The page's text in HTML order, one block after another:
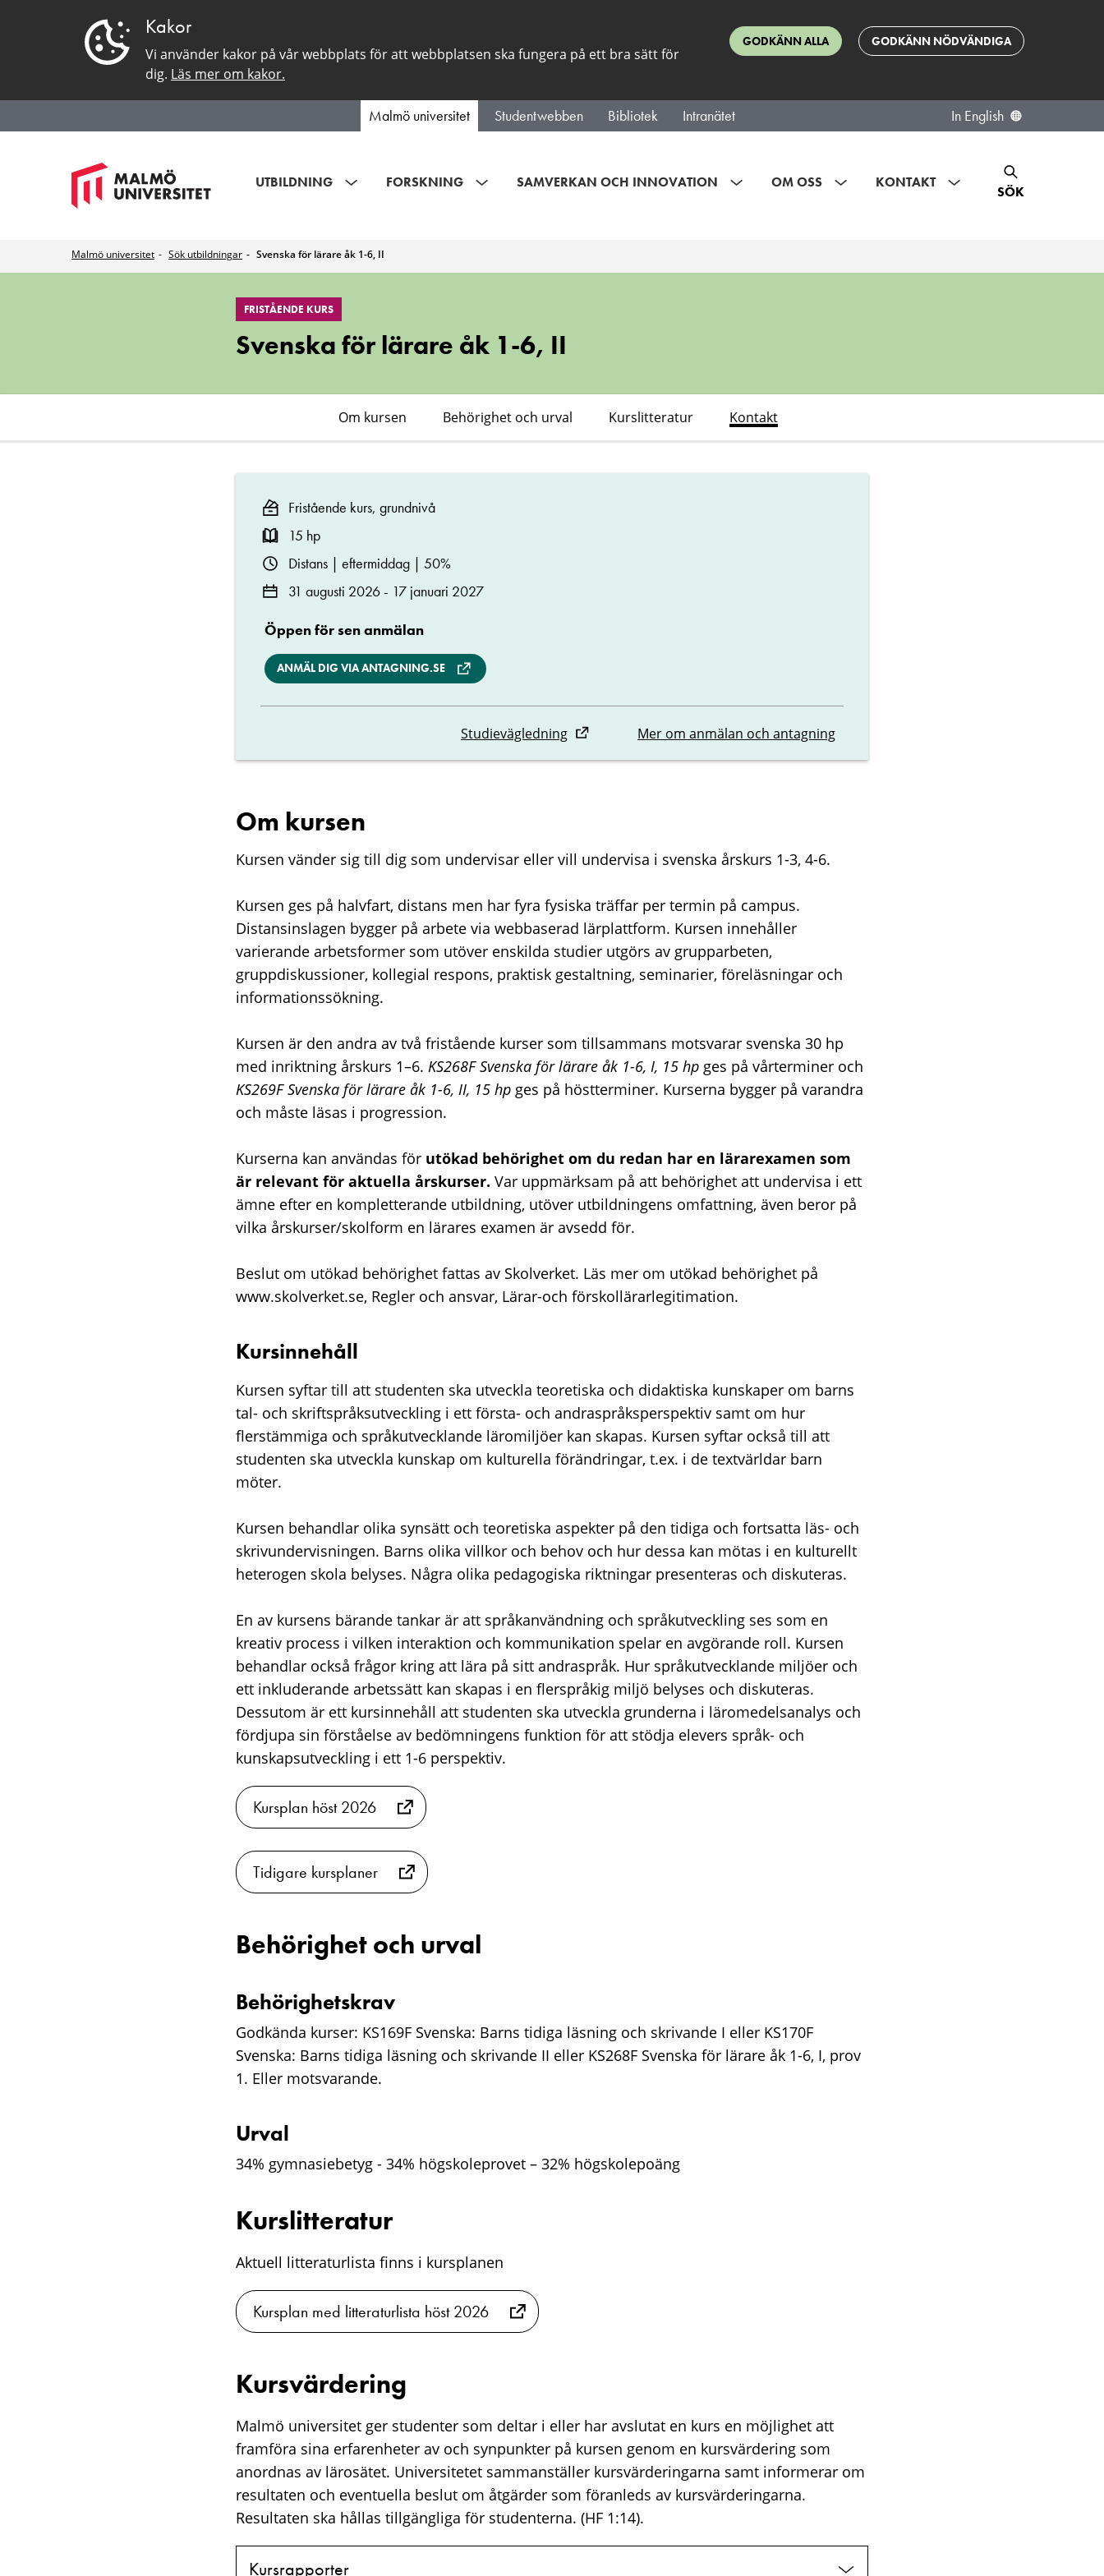
Kakor
Vi använder kakor på vår webbplats för att webbplatsen ska fungera på ett bra sätt för
dig. Läs mer om kakor.
GODKÄNN ALLA GODKÄNN NÖDVÄNDIGA
Malmö universitet Studentwebben Bibliotek Intranätet In English
UTBILDNING FORSKNING SAMVERKAN OCH INNOVATION OM OSS KONTAKT
SÖK
Malmö universitet Sök utbildningar Svenska för lärare åk 1-6, II
lärare
åk
FRISTÅENDE KURS
Svenska för lärare åk 1-6, II
Om kursen Behörighet och urval Kurslitteratur Kontakt
Fristående kurs, grundnivå
15 hp
Distans | eftermiddag | 50%
31 augusti 2026 - 17 januari 2027
Öppen för sen anmälan
ANMÄL DIG VIA ANTAGNING.SE
Studievägledning Mer om anmälan och antagning
Om kursen
Kursen vänder sig till dig som undervisar eller vill undervisa i svenska årskurs 1-3, 4-6.
Kursen ges på halvfart, distans men har fyra fysiska träffar per termin på campus.
Distansinslagen bygger på arbete via webbaserad lärplattform. Kursen innehåller
varierande arbetsformer som utöver enskilda studier utgörs av grupparbeten,
gruppdiskussioner, kollegial respons, praktisk gestaltning, seminarier, föreläsningar och
informationssökning.
Kursen är den andra av två fristående kurser som tillsammans motsvarar svenska 30 hp
med inriktning årskurs 1–6. KS268F Svenska för lärare åk 1-6, I, 15 hp ges på vårterminer och
KS269F Svenska för lärare åk 1-6, II, 15 hp ges på höstterminer. Kurserna bygger på varandra
och måste läsas i progression.
Kurserna kan användas för utökad behörighet om du redan har en lärarexamen som
är relevant för aktuella årskurser. Var uppmärksam på att behörighet att undervisa i ett
ämne efter en kompletterande utbildning, utöver utbildningens omfattning, även beror på
vilka årskurser/skolform en lärares examen är avsedd för.
Beslut om utökad behörighet fattas av Skolverket. Läs mer om utökad behörighet på
www.skolverket.se, Regler och ansvar, Lärar-och förskollärarlegitimation.
Kursinnehåll
Kursen syftar till att studenten ska utveckla teoretiska och didaktiska kunskaper om barns
tal- och skriftspråksutveckling i ett första- och andraspråksperspektiv samt om hur
flerstämmiga och språkutvecklande läromiljöer kan skapas. Kursen syftar också till att
studenten ska utveckla kunskap om kulturella förändringar, t.ex. i de textvärldar barn
möter.
Kursen behandlar olika synsätt och teoretiska aspekter på den tidiga och fortsatta läs- och
skrivundervisningen. Barns olika villkor och behov och hur dessa kan mötas i en kulturellt
heterogen skola belyses. Några olika pedagogiska riktningar presenteras och diskuteras.
En av kursens bärande tankar är att språkanvändning och språkutveckling ses som en
kreativ process i vilken interaktion och kommunikation spelar en avgörande roll. Kursen
behandlar också frågor kring att lära på sitt andraspråk. Hur språkutvecklande miljöer och
ett inkluderande arbetssätt kan skapas i en flerspråkig miljö belyses och diskuteras.
Dessutom är ett kursinnehåll att studenten ska utveckla grunderna i läromedelsanalys och
fördjupa sin förståelse av bedömningens funktion för att stödja elevers språk- och
kunskapsutveckling i ett 1-6 perspektiv.
Kursplan höst 2026
Tidigare kursplaner
Behörighet och urval
Behörighetskrav
Godkända kurser: KS169F Svenska: Barns tidiga läsning och skrivande I eller KS170F
Svenska: Barns tidiga läsning och skrivande II eller KS268F Svenska för lärare åk 1-6, I, prov
1. Eller motsvarande.
Urval
34% gymnasiebetyg - 34% högskoleprovet – 32% högskolepoäng
Kurslitteratur
Aktuell litteraturlista finns i kursplanen
Kursplan med litteraturlista höst 2026
Kursvärdering
Malmö universitet ger studenter som deltar i eller har avslutat en kurs en möjlighet att
framföra sina erfarenheter av och synpunkter på kursen genom en kursvärdering som
anordnas av lärosätet. Universitetet sammanställer kursvärderingarna samt informerar om
resultaten och eventuella beslut om åtgärder som föranleds av kursvärderingarna.
Resultaten ska hållas tillgängliga för studenterna. (HF 1:14).
Kursrapporter